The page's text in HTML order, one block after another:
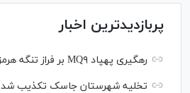
پربازدیدترین اخبار
رهگیری پهپاد MQ۹ بر فراز تنگه هرمز
تخلیه شهرستان جاسک تکذیب شد